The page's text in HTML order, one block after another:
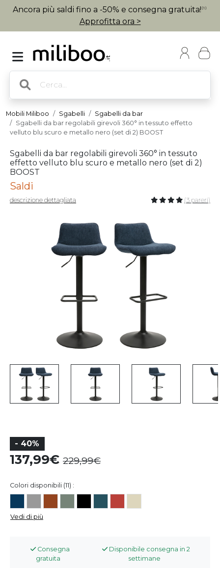
Ancora più saldi fino a -50% e consegna gratuita! (1)
Approfitta ora >
Mobili Miliboo Sgabelli
Sgabelli da bar
Sgabelli da bar regolabili girevoli 360° in tessuto effetto
velluto blu scuro e metallo nero (set di 2) BOOST
Sgabelli da bar regolabili girevoli 360° in tessuto
effetto velluto blu scuro e metallo nero (set di 2)
BOOST
Saldi
descrizione dettagliata (3 pareri)
- 40%
137,99 229,99
Colori disponibili (11) :
Vedi di più
Consegna
gratuita
Disponibile consegna in 2
settimane